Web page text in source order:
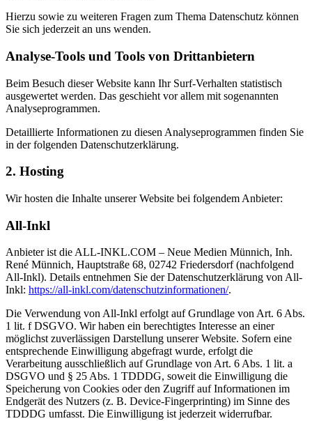
Hierzu sowie zu weiteren Fragen zum Thema Datenschutz können
Sie sich jederzeit an uns wenden.
Analyse-Tools und Tools von Dritt­anbietern
Beim Besuch dieser Website kann Ihr Surf-Verhalten statistisch
ausgewertet werden. Das geschieht vor allem mit sogenannten
Analyseprogrammen.
Detaillierte Informationen zu diesen Analyseprogrammen finden Sie
in der folgenden Datenschutzerklärung.
2. Hosting
Wir hosten die Inhalte unserer Website bei folgendem Anbieter:
All-Inkl
Anbieter ist die ALL-INKL.COM – Neue Medien Münnich, Inh.
René Münnich, Hauptstraße 68, 02742 Friedersdorf (nachfolgend
All-Inkl). Details entnehmen Sie der Datenschutzerklärung von All-
Inkl: https://all-inkl.com/datenschutzinformationen/.
Die Verwendung von All-Inkl erfolgt auf Grundlage von Art. 6 Abs.
1 lit. f DSGVO. Wir haben ein berechtigtes Interesse an einer
möglichst zuverlässigen Darstellung unserer Website. Sofern eine
entsprechende Einwilligung abgefragt wurde, erfolgt die
Verarbeitung ausschließlich auf Grundlage von Art. 6 Abs. 1 lit. a
DSGVO und § 25 Abs. 1 TDDDG, soweit die Einwilligung die
Speicherung von Cookies oder den Zugriff auf Informationen im
Endgerät des Nutzers (z. B. Device-Fingerprinting) im Sinne des
TDDDG umfasst. Die Einwilligung ist jederzeit widerrufbar.